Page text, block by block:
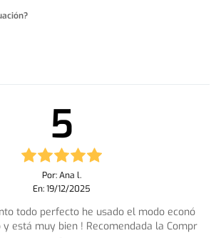
5
Por: Ana l.
En: 19/12/2025
todo perfecto he usado el modo econó
está muy bien ! Recomendada la Compr